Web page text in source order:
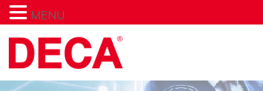
MENU